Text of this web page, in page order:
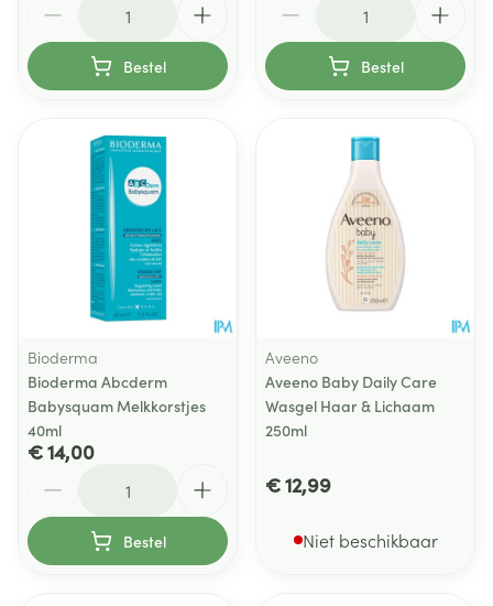
Bestel Bestel
Bioderma
Bioderma Abcderm
Babysquam Melkkorstjes
40ml
€ 14,00
Bestel
Aveeno
Aveeno Baby Daily Care
Wasgel Haar & Lichaam
250ml
€ 12,99
Niet beschikbaar